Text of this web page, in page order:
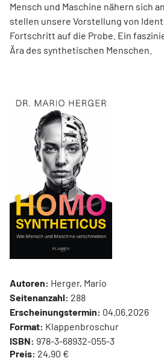
Mensch und Maschine nähern sich
stellen unsere Vorstellung von
Fortschritt auf die Probe. Ein
Ära des synthetischen Menschen.
Autoren: Herger, Mario
Seitenanzahl: 288
Erscheinungstermin: 04.06.2026
Format: Klappenbroschur
ISBN: 978-3-68932-055-3
Preis: 24,90 €